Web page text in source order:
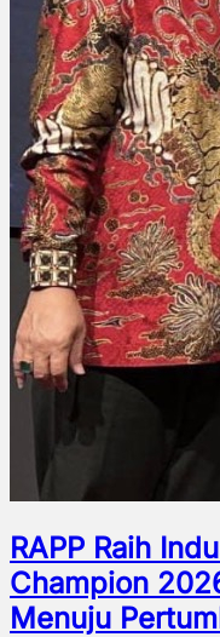
RAPP Raih
Champion
Menuju